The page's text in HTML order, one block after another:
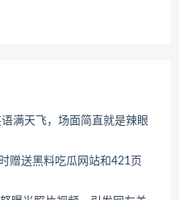
满天飞，场面简直就是辣眼
赠送黑料吃瓜网站和421页